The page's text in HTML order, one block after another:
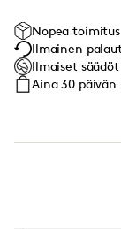
Nopea toimitus
Ilmainen
Ilmaiset
Aina 30